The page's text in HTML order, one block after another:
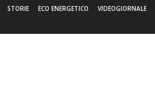
STORIE ECO ENERGETICO VIDEOGIORNALE